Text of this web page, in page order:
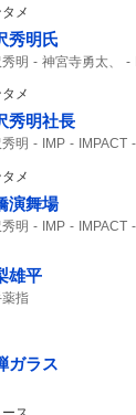
メ
秀明氏
明 神宮寺勇太、
メ
秀明社長
明 IMP IMPACT
メ
演舞場
明 IMP IMPACT
雄平
指
ガラス